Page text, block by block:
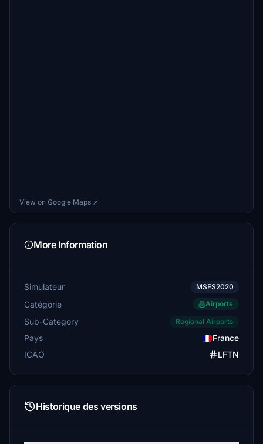
View on Google Maps ↗
More Information
Simulateur MSFS2020
Catégorie Airports
Sub-Category Regional Airports
Pays
France
ICAO
LFTN
Historique des versions